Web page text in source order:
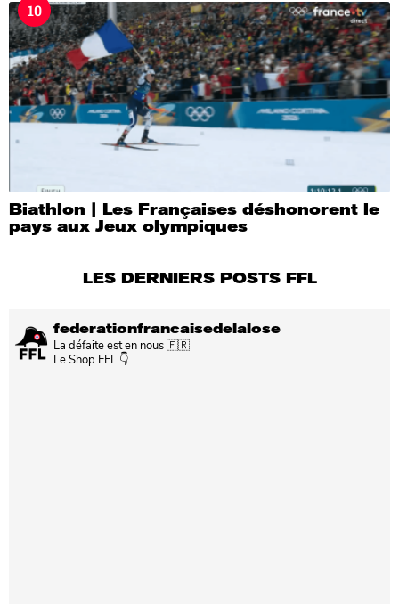
10
Biathlon | Les Françaises déshonorent le
pays aux Jeux olympiques
LES DERNIERS POSTS FFL
federationfrancaisedelalose
La défaite est en nous 🇫🇷
Le Shop FFL 👇